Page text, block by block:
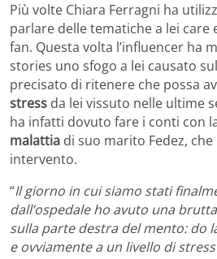
Più volte Chiara Ferragni ha
parlare delle tematiche a lei care
fan. Questa volta l’influencer ha
stories uno sfogo a lei causato
precisato di ritenere che possa
stress da lei vissuto nelle ultime
ha infatti dovuto fare i conti con
malattia di suo marito Fedez,
intervento.
“Il giorno in cui siamo stati
dall’ospedale ho avuto una
sulla parte destra del mento: do
e ovviamente a un livello di